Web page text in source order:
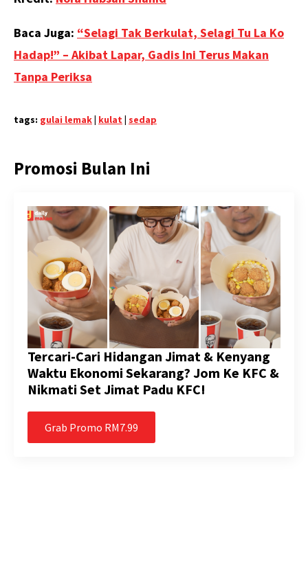
Baca Juga: “Selagi Tak Berkulat, Selagi Tu La Ko
Hadap!” – Akibat Lapar, Gadis Ini Terus Makan
Tanpa Periksa
tags: gulai lemak| kulat | sedap
Promosi Bulan Ini
Tercari-Cari Hidangan Jimat & Kenyang
Waktu Ekonomi Sekarang? Jom Ke KFC &
Nikmati Set Jimat Padu KFC!
Grab Promo RM7.99